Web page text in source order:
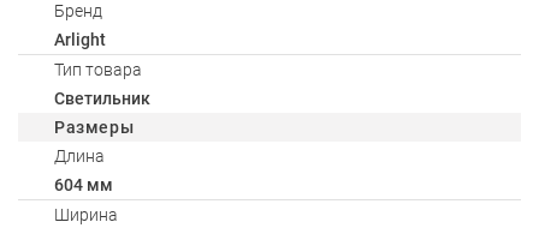
Бренд
Arlight
Тип товара
Светильник
Размеры
Длина
604 мм
Ширина